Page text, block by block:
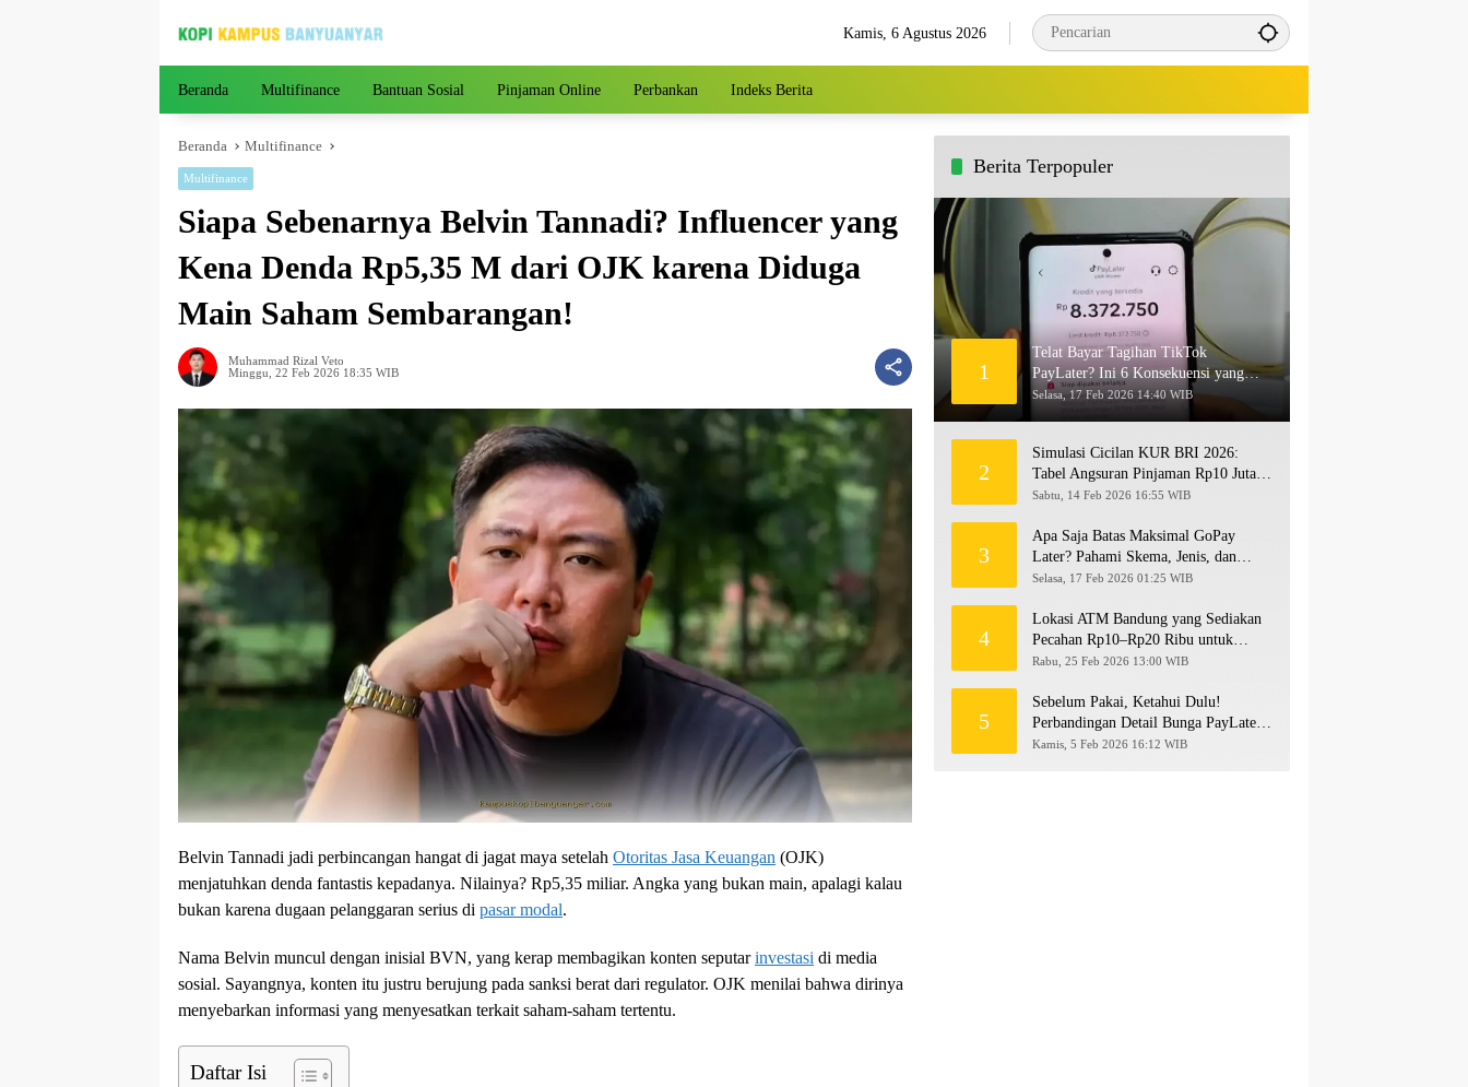
Kamis, 6 Agustus 2026
Beranda Multifinance Bantuan Sosial Pinjaman Online Perbankan Indeks Berita
Beranda Multifinance
Multifinance
Siapa Sebenarnya Belvin Tannadi? Influencer yang
Kena Denda Rp5,35 M dari OJK karena Diduga
Main Saham Sembarangan!
Muhammad Rizal Veto
Minggu, 22 Feb 2026 18:35 WIB
Belvin Tannadi jadi perbincangan hangat di jagat maya setelah Otoritas Jasa Keuangan (OJK)
menjatuhkan denda fantastis kepadanya. Nilainya? Rp5,35 miliar. Angka yang bukan main, apalagi kalau
bukan karena dugaan pelanggaran serius di pasar modal.
Nama Belvin muncul dengan inisial BVN, yang kerap membagikan konten seputarinvestasi di media
sosial. Sayangnya, konten itu justru berujung pada sanksi berat dari regulator. OJK menilai bahwa dirinya
menyebarkan informasi yang menyesatkan terkait saham-saham tertentu.
Daftar Isi
Berita Terpopuler
1
Telat Bayar Tagihan TikTok
PayLater? Ini 6 Konsekuensi yang
Akan Terjadi
Selasa, 17 Feb 2026 14:40 WIB
2
Simulasi Cicilan KUR BRI 2026:
Tabel Angsuran Pinjaman Rp10 Juta
hingga Rp500 Juta
Sabtu, 14 Feb 2026 16:55 WIB
3
Apa Saja Batas Maksimal GoPay
Later? Pahami Skema, Jenis, dan
Langkah Upgrade Limit
Selasa, 17 Feb 2026 01:25 WIB
4
Lokasi ATM Bandung yang Sediakan
Pecahan Rp10–Rp20 Ribu untuk
Persiapan THR 2026!
Rabu, 25 Feb 2026 13:00 WIB
5
Sebelum Pakai, Ketahui Dulu!
Perbandingan Detail Bunga PayLater
Kredivo, SPayLater, dan SPinjam
Kamis, 5 Feb 2026 16:12 WIB